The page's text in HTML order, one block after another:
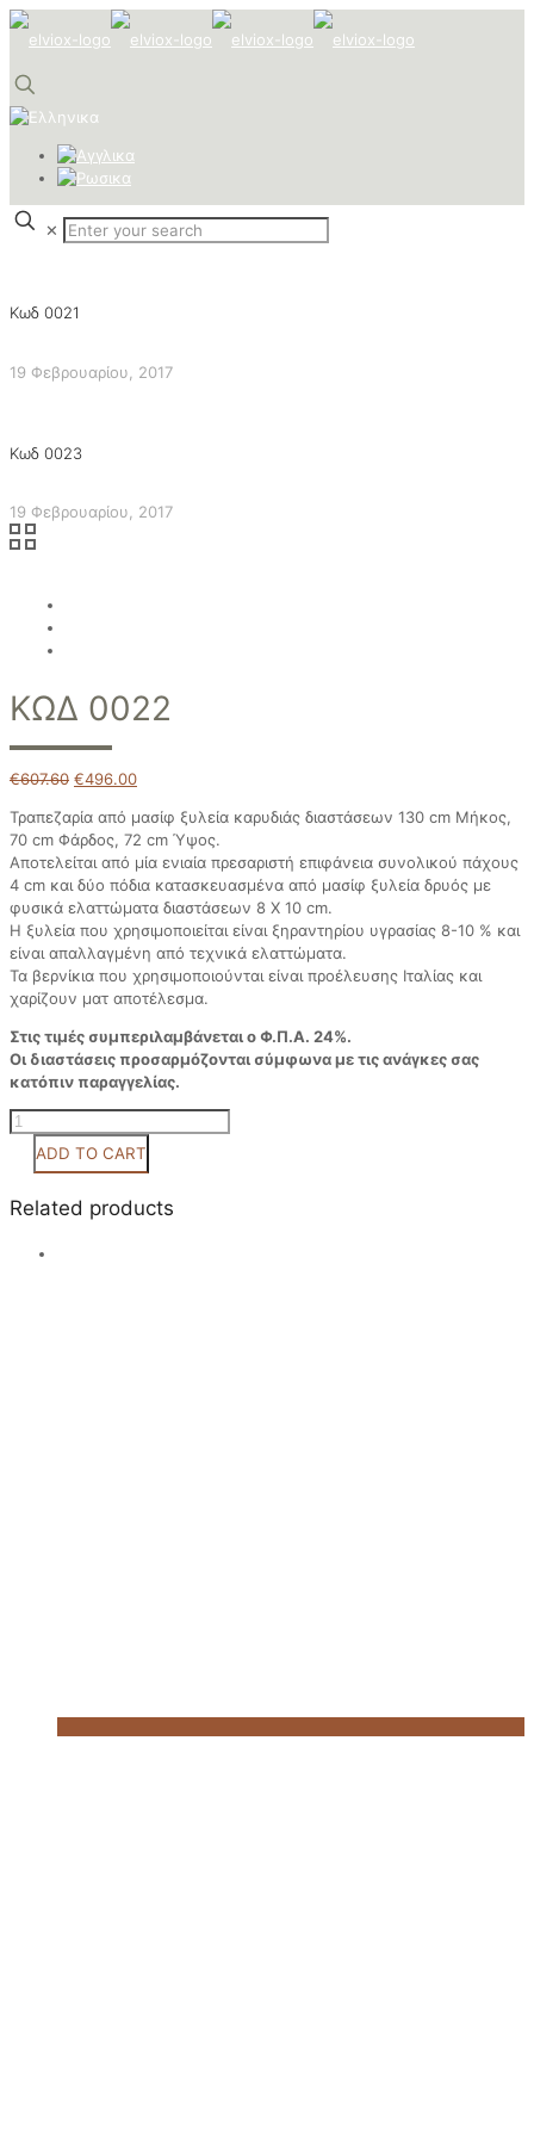
✕
Κωδ 0021
19 Φεβρουαρίου, 2017
Κωδ 0023
19 Φεβρουαρίου, 2017
ΚΩΔ 0022
€607.60 €496.00
Τραπεζαρία από μασίφ ξυλεία καρυδιάς διαστάσεων 130 cm Μήκος,
70 cm Φάρδος, 72 cm Ύψος.
Αποτελείται από μία ενιαία πρεσαριστή επιφάνεια συνολικού πάχους
4 cm και δύο πόδια κατασκευασμένα από μασίφ ξυλεία δρυός με
φυσικά ελαττώματα διαστάσεων 8 Χ 10 cm.
Η ξυλεία που χρησιμοποιείται είναι ξηραντηρίου υγρασίας 8-10 % και
είναι απαλλαγμένη από τεχνικά ελαττώματα.
Τα βερνίκια που χρησιμοποιούνται είναι προέλευσης Ιταλίας και
χαρίζουν ματ αποτέλεσμα.
Στις τιμές συμπεριλαμβάνεται ο Φ.Π.Α. 24%.
Οι διαστάσεις προσαρμόζονται σύμφωνα με τις ανάγκες σας
κατόπιν παραγγελίας.
Κωδ
0022
quantity
ADD TO CART
Related products